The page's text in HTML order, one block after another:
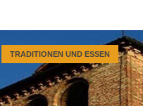
TRADITIONEN UND ESSEN